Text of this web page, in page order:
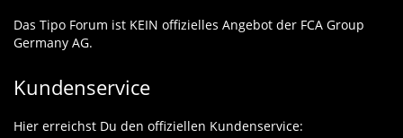
Das Tipo Forum ist KEIN offizielles Angebot der FCA Group
Germany AG.
Kundenservice
Hier erreichst Du den offiziellen Kundenservice: